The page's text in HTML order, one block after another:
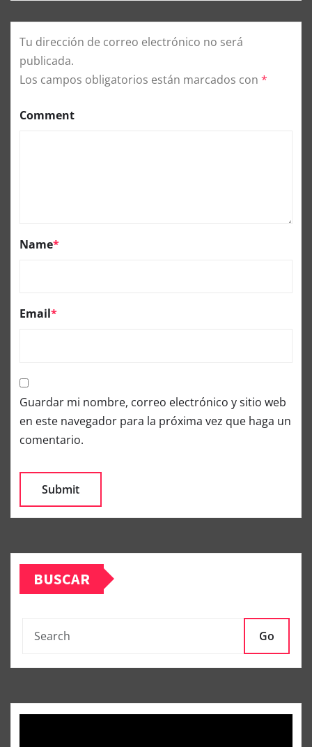
Tu dirección de correo electrónico no será
publicada.
Los campos obligatorios están marcados con *
Comment
Name*
Email*
Guardar mi nombre, correo electrónico y sitio web
en este navegador para la próxima vez que haga un
comentario.
BUSCAR
Go